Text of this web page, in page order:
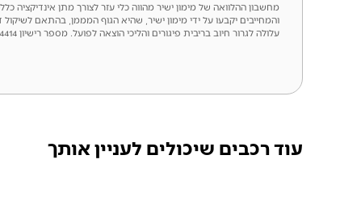
מחשבון ההלוואה של מימון ישיר מהווה כלי עזר לצורך מתן אינדיקציה
והמחייבים יקבעו על ידי מימון ישיר, שהיא הגוף המממן, בהתאם
עלולה לגרור חיוב בריבית פיגורים והליכי הוצאה לפועל. מספר רישיון 54414
עוד רכבים שיכולים לעניין אותך